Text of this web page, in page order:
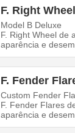
F. Right Wheel
Model B Deluxe
F. Right Wheel de
aparência e
F. Fender
Custom Fender
F. Fender Flares
aparência e